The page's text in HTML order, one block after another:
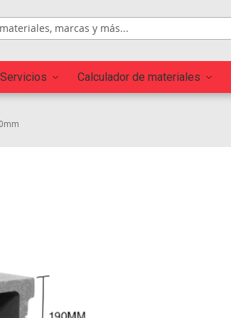
Servicios Calculador de materiales